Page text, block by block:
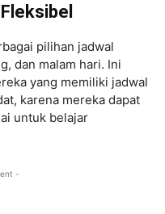
pilihan jadwal
dan malam hari. Ini
yang memiliki jadwal
karena mereka dapat
untuk belajar
-